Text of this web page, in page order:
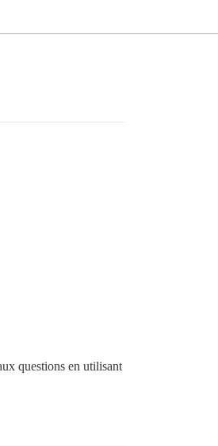
questions en utilisant